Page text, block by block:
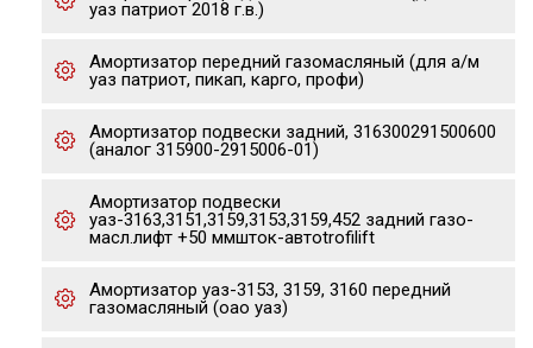
уаз патриот 2018 г.в.)
Амортизатор передний газомасляный (для а/м
уаз патриот, пикап, карго, профи)
Амортизатор подвески задний, 316300291500600
(аналог 315900-2915006-01)
Амортизатор подвески
уаз-3163,3151,3159,3153,3159,452 задний газо-
масл.лифт +50 ммшток-автоtrofilift
Амортизатор уаз-3153, 3159, 3160 передний
газомасляный (оао уаз)